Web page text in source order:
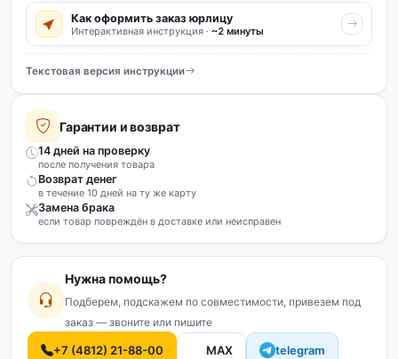
Как оформить заказ юрлицу
Интерактивная инструкция · ~2 минуты
Текстовая версия инструкции
Гарантии и возврат
14 дней на проверку
после получения товара
Возврат денег
в течение 10 дней на ту же карту
Замена брака
если товар повреждён в доставке или неисправен
Нужна помощь?
Подберем, подскажем по совместимости, привезем под
заказ — звоните или пишите
+7 (4812) 21-88-00 MAX telegram